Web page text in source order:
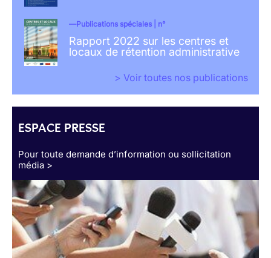
Publications spéciales | n°
Rapport 2022 sur les centres et
locaux de rétention administrative
> Voir toutes nos publications
ESPACE PRESSE
Pour toute demande d’information ou sollicitation
média >